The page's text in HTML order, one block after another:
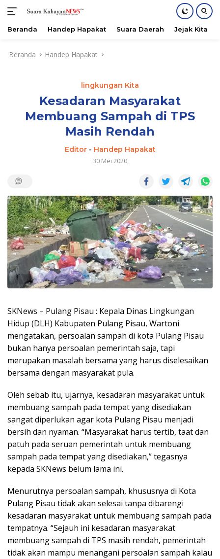
Beranda Handep Hapakat Suara Daerah Jejak Kita
Beranda Handep Hapakat
lingkungan Kita
Kesadaran Masyarakat
Membuang Sampah di TPS
Masih Rendah
Editor- Handep Hapakat
30 Mei 2020
SKNews – Pulang Pisau : Kepala Dinas Lingkungan
Hidup (DLH) Kabupaten Pulang Pisau, Wartoni
mengatakan, persoalan sampah di kota Pulang Pisau
bukan hanya persoalan pemerintah saja, tapi
merupakan masalah bersama yang harus diselesaikan
bersama dengan masyarakat pula.
Oleh sebab itu, ujarnya, kesadaran masyarakat untuk
membuang sampah pada tempat yang disediakan
sangat diperlukan agar kota Pulang Pisau menjadi
bersih dan nyaman. “Masyarakat harus tertib, taat dan
patuh pada seruan pemerintah untuk membuang
sampah pada tempat yang disediakan,” tegasnya
kepada SKNews belum lama ini.
Menurutnya persoalan sampah, khususnya di Kota
Pulang Pisau tidak akan selesai tanpa dibarengi
kesadaran masyarakat untuk membuang sampah pada
tempatnya. “Sejauh ini kesadaran masyarakat
membuang sampah di TPS masih rendah, pemerintah
tidak akan mampu menangani persoalan sampah kalau